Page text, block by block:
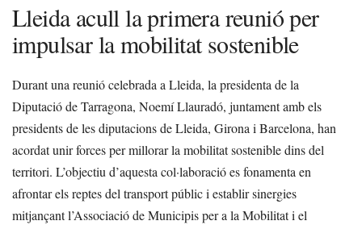
Lleida acull la primera reunió per
impulsar la mobilitat sostenible
Durant una reunió celebrada a Lleida, la presidenta de la
Diputació de Tarragona, Noemí Llauradó, juntament amb els
presidents de les diputacions de Lleida, Girona i Barcelona, han
acordat unir forces per millorar la mobilitat sostenible dins del
territori. L’objectiu d’aquesta col·laboració es fonamenta en
afrontar els reptes del transport públic i establir sinergies
mitjançant l’Associació de Municipis per a la Mobilitat i el